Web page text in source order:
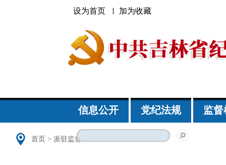
设为首页 加为收藏
信息公开 党纪法规 监
首页 > 派驻监督